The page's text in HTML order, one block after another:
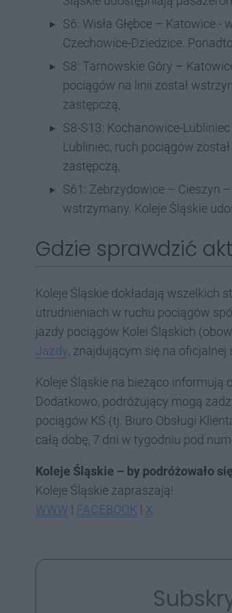
S6: Wisła Głębce – Katowice
Czechowice-Dziedzice.
S8: Tarnowskie Góry –
pociągów na linii został
zastępczą,
S8-S13: Kochanowice-
Lubliniec, ruch pociągów
zastępczą,
S61: Zebrzydowice – Cieszyn
wstrzymany. Koleje Śląskie
Gdzie sprawdzić
Koleje Śląskie dokładają wszelkich
utrudnieniach w ruchu pociągów
jazdy pociągów Kolei Śląskich
Jazdy , znajdującym się na
Koleje Śląskie na bieżąco
Dodatkowo, podróżujący mogą
pociągów KŚ (tj. Biuro Obsługi
całą dobę, 7 dni w tygodniu pod
Koleje Śląskie – by podróżowało
Koleje Śląskie zapraszają!
WWW
FACEBOOK X